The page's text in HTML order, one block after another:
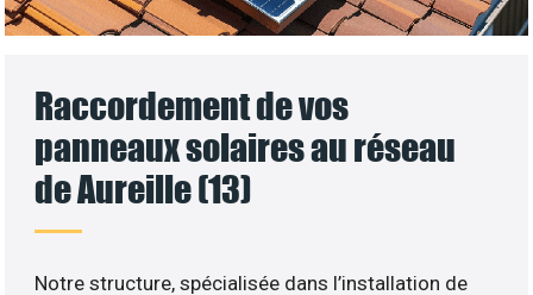
Raccordement de vos
panneaux solaires au réseau
de Aureille (13)
Notre structure, spécialisée dans l’installation de